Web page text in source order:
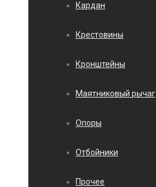
Кардан
Крестовины
Кронштейны
Маятниковый рычаг
Опоры
Отбойники
Прочее